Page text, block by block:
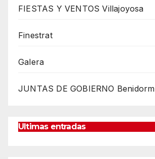
FIESTAS Y VENTOS Villajoyosa
Finestrat
Galera
JUNTAS DE GOBIERNO Benidorm
Ultimas entradas